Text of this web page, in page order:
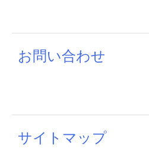
お問い合わせ
サイトマップ